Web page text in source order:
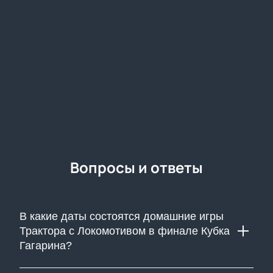
Вопросы и ответы
В какие даты состоятся домашние игры
Трактора с Локомотивом в финале Кубка
Гагарина?